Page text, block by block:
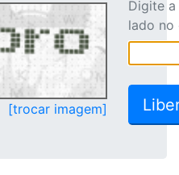
[trocar imagem]
Digite
lado no